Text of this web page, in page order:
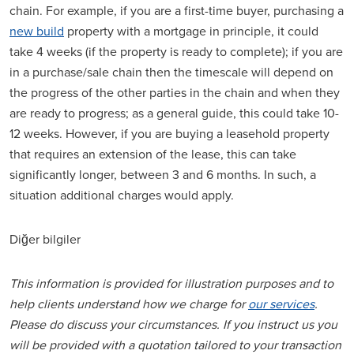
chain. For example, if you are a first-time buyer, purchasing a
new build property with a mortgage in principle, it could
take 4 weeks (if the property is ready to complete); if you are
in a purchase/sale chain then the timescale will depend on
the progress of the other parties in the chain and when they
are ready to progress; as a general guide, this could take 10-
12 weeks. However, if you are buying a leasehold property
that requires an extension of the lease, this can take
significantly longer, between 3 and 6 months. In such, a
situation additional charges would apply.
Diğer bilgiler
This information is provided for illustration purposes and to
help clients understand how we charge forour services.
Please do discuss your circumstances. If you instruct us you
will be provided with a quotation tailored to your transaction